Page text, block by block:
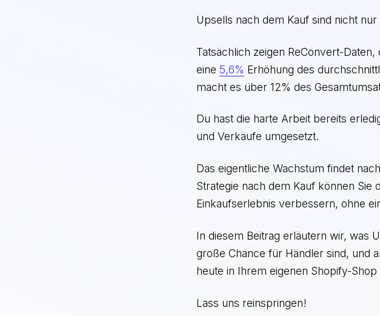
Upsells nach dem Kauf sind nicht
Tatsächlich zeigen ReConvert-
eine 5,6% Erhöhung des
macht es über 12% des
Du hast die harte Arbeit bereits
und Verkäufe umgesetzt.
Das eigentliche Wachstum findet
Strategie nach dem Kauf können Sie
Einkaufserlebnis verbessern, ohne
In diesem Beitrag erläutern wir, was
große Chance für Händler sind, und
heute in Ihrem eigenen Shopify-
Lass uns reinspringen!